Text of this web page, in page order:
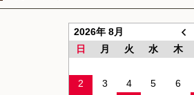
2026年 8月
日
月 火 水 木
2
3 4 5 6